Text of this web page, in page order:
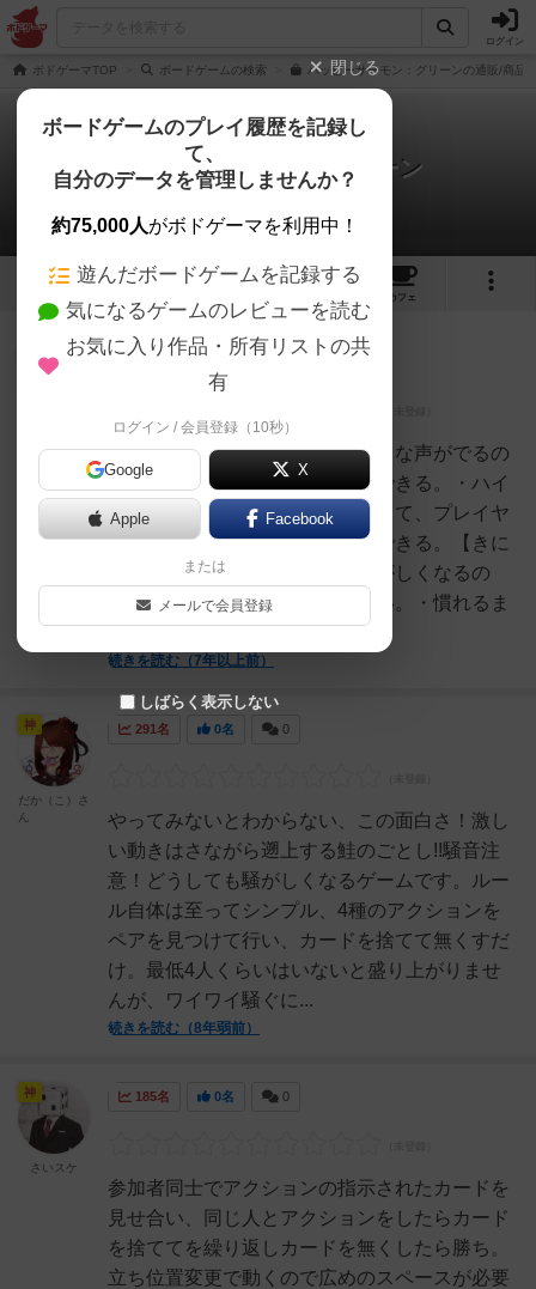
ログイン
ボドゲーマTOP ボードゲームの検索 ハッピーサーモン：グリーンの通販/商品
ハッピーサーモン：グリーン
6件のレビュー
4 6
カフェ
316名 充実
【よかったところ】・自然と大きな声がでるの
で、場の雰囲気をほぐすことができる。・ハイ
タッチなどのボディタッチによって、プレイヤ
ー同士の交流をうながすことができる。【きに
なったところ】・どうしても騒がしくなるの
で、場所によってはあそびづらい。・慣れるま
では、「ハッピーサーモン...
続きを読む（7年以上前）
皇帝
291名 0名 0
やってみないとわからない、この面白さ！激し
い動きはさながら遡上する鮭のごとし!!騒音注
意！どうしても騒がしくなるゲームです。ルー
ル自体は至ってシンプル、4種のアクションを
ペアを見つけて行い、カードを捨てて無くすだ
け。最低4人くらいはいないと盛り上がりませ
んが、ワイワイ騒ぐに...
続きを読む（8年弱前）
神
だか（こ）さ
ん
185名 0名 0
参加者同士でアクションの指示されたカードを
見せ合い、同じ人とアクションをしたらカード
を捨ててを繰り返しカードを無くしたら勝ち。
立ち位置変更で動くので広めのスペースが必要
神
さいスケ
閉じる
ボードゲームのプレイ履歴を記録し
て、
自分のデータを管理しませんか？
約75,000人がボドゲーマを利用中！
遊んだボードゲームを記録する
気になるゲームのレビューを読む
お気に入り作品・所有リストの共
有
ログイン / 会員登録（10秒）
Google X
Apple Facebook
または
メールで会員登録
しばらく表示しない